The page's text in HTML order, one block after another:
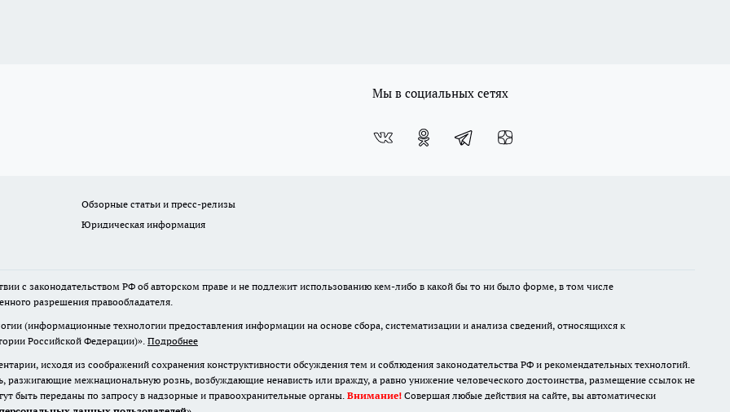
Мы в социальных сетях
Обзорные статьи и пресс-релизы
Юридическая информация
с законодательством РФ об авторском праве и не подлежит использованию кем-либо в какой бы то ни было форме, в том числе
разрешения правообладателя.
(информационные технологии предоставления информации на основе сбора, систематизации и анализа сведений, относящихся к
Российской Федерации)». Подробнее
исходя из соображений сохранения конструктивности обсуждения тем и соблюдения законодательства РФ и рекомендательных технологий.
межнациональную рознь, возбуждающие ненависть или вражду, а равно унижение человеческого достоинства, размещение ссылок не
быть переданы по запросу в надзорные и правоохранительные органы. Внимание! Совершая любые действия на сайте, вы автоматически